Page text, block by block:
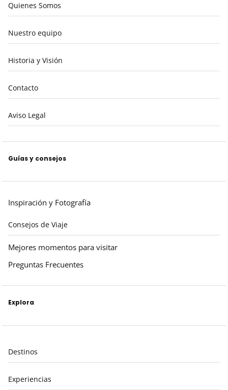
Quienes Somos
Nuestro equipo
Historia y Visión
Contacto
Aviso Legal
Guías y consejos
Inspiración y Fotografía
Consejos de Viaje
Mejores momentos para visitar
Preguntas Frecuentes
Explora
Destinos
Experiencias